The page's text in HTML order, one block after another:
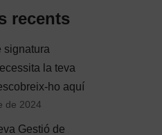
recents
signatura
la teva
ho aquí
de 2024
Gestió de